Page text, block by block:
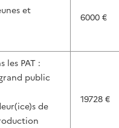
et
6000 €
les PAT :
public
de
19728 €